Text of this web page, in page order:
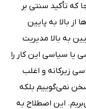
که تأکید سنتی بر
بالا به پایین
به بالا مدیریت
یا سیاسی این کار را
زیرکانه و اغلب
نمی‌گوییم بلکه
این اصطلاح به